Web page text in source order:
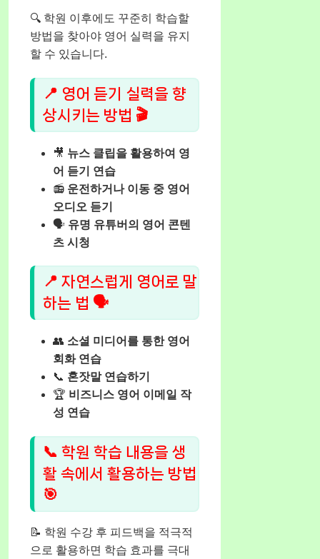
🔍 학원 이후에도 꾸준히 학습할
방법을 찾아야 영어 실력을 유지
할 수 있습니다.
📍 영어 듣기 실력을 향
상시키는 방법 🎬
🎥 뉴스 클립을 활용하여 영
어 듣기 연습
📻 운전하거나 이동 중 영어
오디오 듣기
🗣️ 유명 유튜버의 영어 콘텐
츠 시청
📍 자연스럽게 영어로 말
하는 법 🗣️
👥 소셜 미디어를 통한 영어
회화 연습
📞 혼잣말 연습하기
🏆 비즈니스 영어 이메일 작
성 연습
📞 학원 학습 내용을 생
활 속에서 활용하는 방법
🎯
📝 학원 수강 후 피드백을 적극적
으로 활용하면 학습 효과를 극대